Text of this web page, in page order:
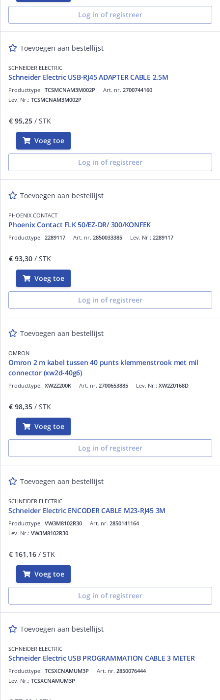
Log in of registreer
Toevoegen aan bestellijst
SCHNEIDER ELECTRIC
Schneider Electric USB-RJ45 ADAPTER CABLE 2.5M
Art. nr. 2700744160
Producttype: TCSMCNAM3M002P
Lev. Nr.: TCSMCNAM3M002P
€ 95,25 / STK
Voeg toe
Log in of registreer
Toevoegen aan bestellijst
PHOENIX CONTACT
Phoenix Contact FLK 50/EZ-DR/ 300/KONFEK
Art. nr. 2850033385
Producttype: 2289117 Lev. Nr.: 2289117
€ 93,30 / STK
Voeg toe
Log in of registreer
Toevoegen aan bestellijst
OMRON
Omron 2 m kabel tussen 40 punts klemmenstrook met mil
connector (xw2d-40g6)
Art. nr. 2700653885
Producttype: XW2Z200K Lev. Nr.: XW2Z0168D
€ 98,35 / STK
Voeg toe
Log in of registreer
Toevoegen aan bestellijst
SCHNEIDER ELECTRIC
Schneider Electric ENCODER CABLE M23-RJ45 3M
Art. nr. 2850141164
Producttype: VW3M8102R30
Lev. Nr.: VW3M8102R30
€ 161,16 / STK
Voeg toe
Log in of registreer
Toevoegen aan bestellijst
SCHNEIDER ELECTRIC
Schneider Electric USB PROGRAMMATION CABLE 3 METER
Art. nr. 2850076444
Producttype: TCSXCNAMUM3P
Lev. Nr.: TCSXCNAMUM3P